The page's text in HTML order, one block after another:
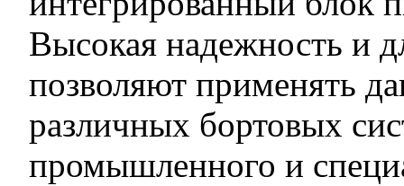
Высокая надежность и
позволяют применять
различных бортовых
промышленного и